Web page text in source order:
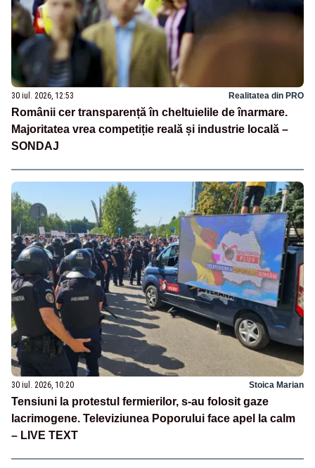
30 iul. 2026, 12:53 Realitatea din PRO
Românii cer transparență în cheltuielile de înarmare.
Majoritatea vrea competiție reală și industrie locală –
SONDAJ
30 iul. 2026, 10:20 Stoica Marian
Tensiuni la protestul fermierilor, s-au folosit gaze
lacrimogene. Televiziunea Poporului face apel la calm
– LIVE TEXT